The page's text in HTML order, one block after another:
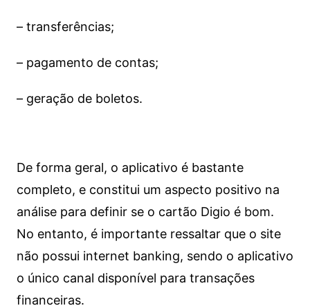
– transferências;
– pagamento de contas;
– geração de boletos.
De forma geral, o aplicativo é bastante
completo, e constitui um aspecto positivo na
análise para definir se o cartão Digio é bom.
No entanto, é importante ressaltar que o site
não possui internet banking, sendo o aplicativo
o único canal disponível para transações
financeiras.